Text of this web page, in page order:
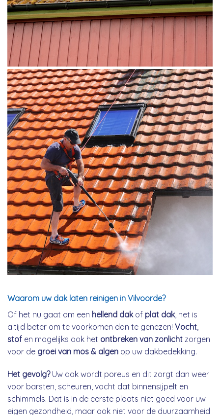
Waarom uw dak laten reinigen in Vilvoorde?
Of het nu gaat om een hellend dakof plat dak, het is
altijd beter om te voorkomen dan te genezen! Vocht
stof en mogelijks ook het ontbreken van zonlicht zorgen
voor de groei van mos & algen op uw dakbedekking.
Het gevolg?Uw dak wordt poreus en dit zorgt dan weer
voor barsten, scheuren, vocht dat binnensijpelt en
schimmels. Dat is in de eerste plaats niet goed voor uw
eigen gezondheid, maar ook niet voor de duurzaamheid